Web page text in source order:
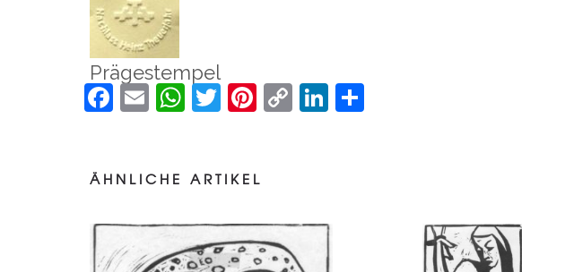
Prägestempel
Facebook
EmailWhatsApp
Twitter
Pinterest
CopyLinkedIn
ÄHNLICHE ARTIKEL
Holzschnitt
MwSt